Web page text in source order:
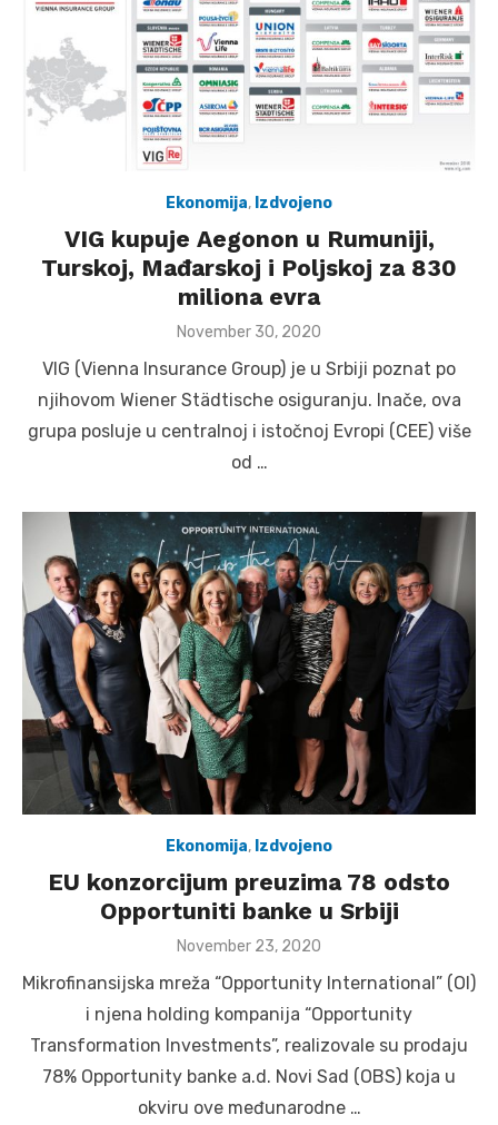
Ekonomija, Izdvojeno
VIG kupuje Aegonon u Rumuniji,
Turskoj, Mađarskoj i Poljskoj za 830
miliona evra
Posted
November 30, 2020
VIG (Vienna Insurance Group) je u Srbiji poznat po
njihovom Wiener Städtische osiguranju. Inače, ova
grupa posluje u centralnoj i istočnoj Evropi (CEE) više
od …
Ekonomija, Izdvojeno
EU konzorcijum preuzima 78 odsto
Opportuniti banke u Srbiji
Posted
November 23, 2020
Mikrofinansijska mreža “Opportunity International” (OI)
i njena holding kompanija “Opportunity
Transformation Investments”, realizovale su prodaju
78% Opportunity banke a.d. Novi Sad (OBS) koja u
okviru ove međunarodne …